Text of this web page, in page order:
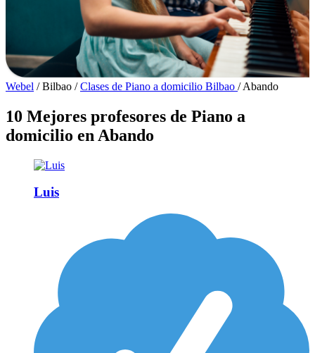
Webel / Bilbao / Clases de Piano a domicilio Bilbao / Abando
10 Mejores profesores de Piano a
domicilio en Abando
Luis